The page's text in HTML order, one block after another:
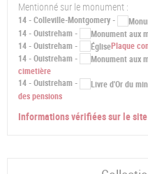
Mentionné sur le monument :
14 - Colleville-Montgomery -
14 - Ouistreham -
14 - Ouistreham -
Plaque
14 - Ouistreham -
cimetière
14 - Ouistreham -
des pensions
Informations vérifiées sur le